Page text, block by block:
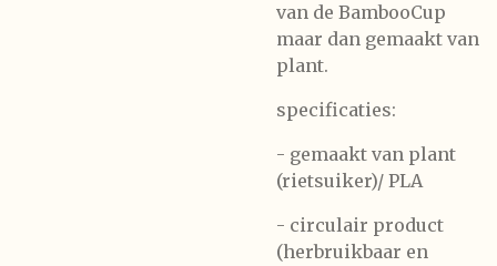
van de BambooCup
maar dan gemaakt van
plant.
specificaties:
- gemaakt van plant
(rietsuiker)/ PLA
- circulair product
(herbruikbaar en